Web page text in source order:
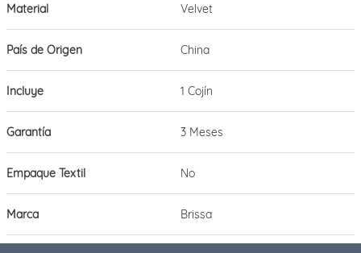
Material Velvet
País de Origen China
Incluye 1 Cojín
Garantía 3 Meses
Empaque Textil No
Marca Brissa